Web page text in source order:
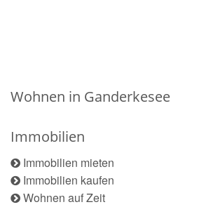
Wohnen in Ganderkesee
Immobilien
Immobilien mieten
Immobilien kaufen
Wohnen auf Zeit